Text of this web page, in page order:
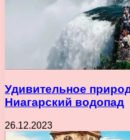
Удивительное
Ниагарский водопад
26.12.2023